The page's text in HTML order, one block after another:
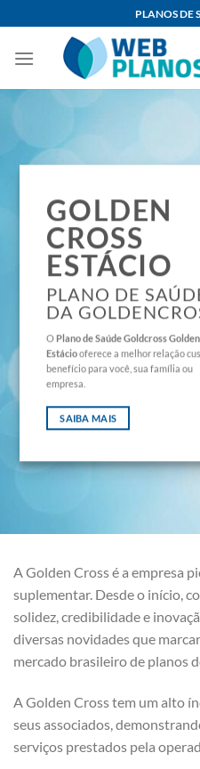
content
PLANOS DE
GOLDEN
CROSS
ESTÁCIO
PLANO DE
DA
O Plano de SaúdeGoldcross
Estáciooferece a melhor relação
benefício para você, sua família ou
empresa.
SAIBA MAIS
A Golden Cross é a empresa
suplementar. Desde o início,
solidez, credibilidade e
diversas novidades que
mercado brasileiro de planos
A Golden Cross tem um alto
seus associados,
serviços prestados pela